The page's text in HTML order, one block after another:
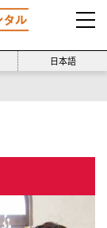
日本語